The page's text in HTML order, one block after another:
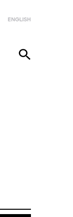
ENGLISH